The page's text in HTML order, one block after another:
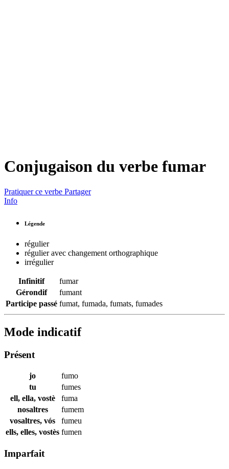
Conjugaison du verbe fumar
Pratiquer ce verbe Partager
Info
Légende
régulier
régulier avec changement orthographique
irrégulier
Infinitif
fumar
Gérondif
fumant
Participe passé fumat, fumada, fumats, fumades
Mode indicatif
Présent
jo
fumo
tu
fumes
ell, ella, vostè
fuma
nosaltres
fumem
vosaltres, vós
fumeu
ells, elles, vostès fumen
Imparfait